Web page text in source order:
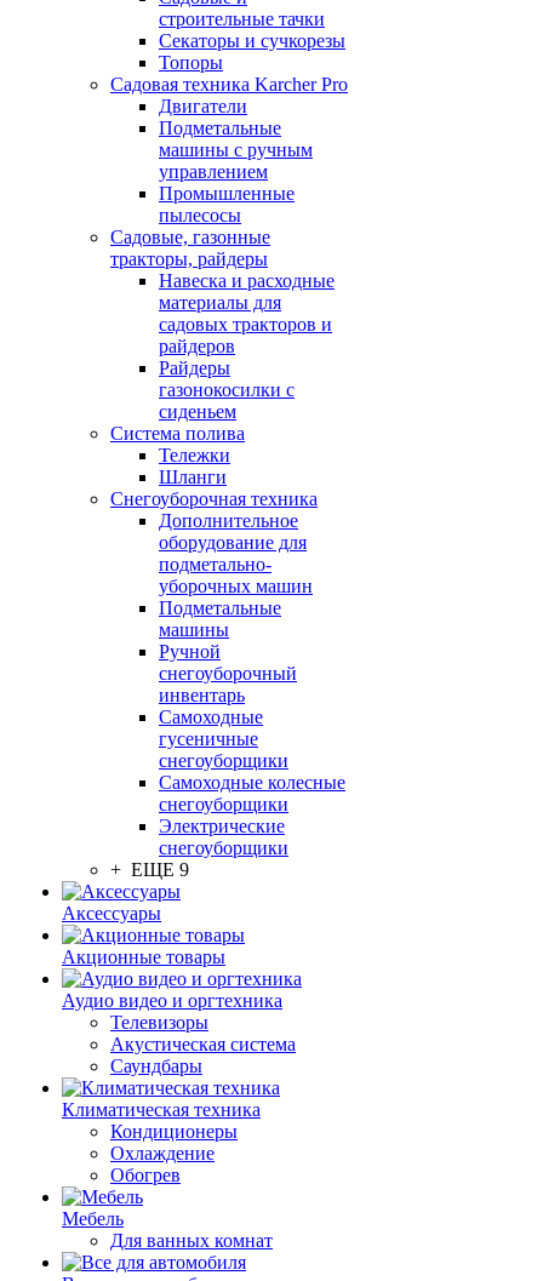
строительные тачки
Секаторы и сучкорезы
Топоры
Садовая техника Karcher Pro
Двигатели
Подметальные
машины с ручным
управлением
Промышленные
пылесосы
Садовые, газонные
тракторы, райдеры
Навеска и расходные
материалы для
садовых тракторов и
райдеров
Райдеры
газонокосилки с
сиденьем
Система полива
Тележки
Шланги
Снегоуборочная техника
Дополнительное
оборудование для
подметально-
уборочных машин
Подметальные
машины
Ручной
снегоуборочный
инвентарь
Самоходные
гусеничные
снегоуборщики
Самоходные колесные
снегоуборщики
Электрические
снегоуборщики
+ ЕЩЕ 9
Аксессуары
Акционные товары
Аудио видео и оргтехника
Телевизоры
Акустическая система
Саундбары
Климатическая техника
Кондиционеры
Охлаждение
Обогрев
Мебель
Для ванных комнат